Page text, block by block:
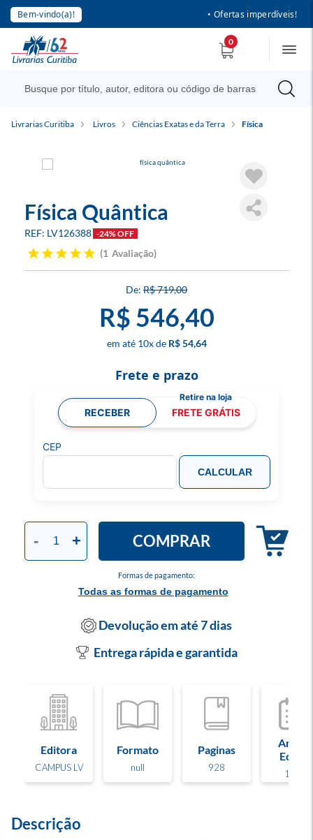
Bem-vindo(a)! • Ofertas imperdíveis!
0
Livrarias Curitiba Livros Ciências Exatas e da Terra Física
Física Quântica
LV126388 -24% OFF
1 Avaliação
R$ 719,00
R$ 546,40
10x R$ 54,64
Formas de pagamento:
Todas as formas de pagamento
- + COMPRAR
Frete e prazo
RECEBER FRETE GRÁTIS
CEP
CALCULAR
Devolução em até 7 dias
Entrega rápida e garantida
Editora
CAMPUS LV
Formato
null
Paginas
928
Ano de
Edição
1998
Descrição